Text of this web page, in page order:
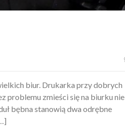
biur. Drukarka przy dobrych
problemu zmieści się na biurku nie
bębna stanowią dwa odrębne